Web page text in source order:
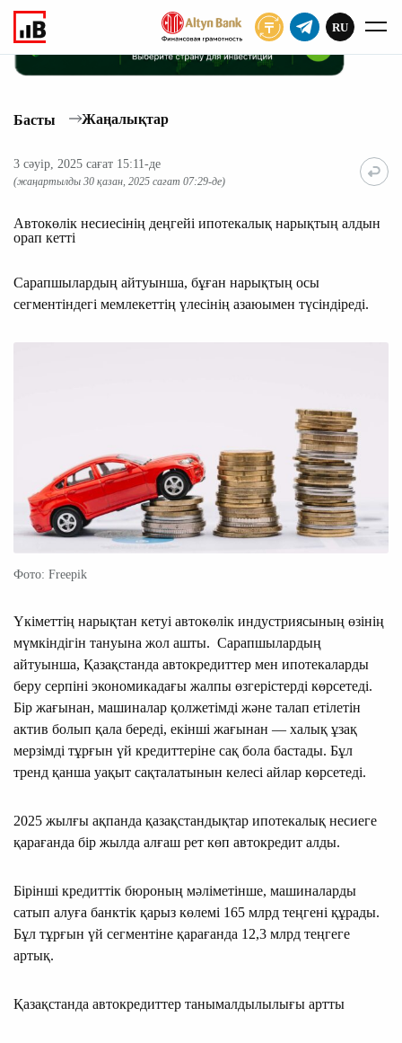
ЖАЗЫЛУ
RU
Басты Жаңалықтар
3 сәуір, 2025 сағат 15:11-де
(жаңартылды 30 қазан, 2025 сағат 07:29-де)
Автокөлік несиесінің деңгейі ипотекалық нарықтың алдын
орап кетті
Сарапшылардың айтуынша, бұған нарықтың осы
сегментіндегі мемлекеттің үлесінің азаюымен түсіндіреді.
Фото: Freepik
Үкіметтің нарықтан кетуі автокөлік индустриясының өзінің
мүмкіндігін тануына жол ашты. Сарапшылардың
айтуынша, Қазақстанда автокредиттер мен ипотекаларды
беру серпіні экономикадағы жалпы өзгерістерді көрсетеді.
Бір жағынан, машиналар қолжетімді және талап етілетін
актив болып қала береді, екінші жағынан — халық ұзақ
мерзімді тұрғын үй кредиттеріне сақ бола бастады. Бұл
тренд қанша уақыт сақталатынын келесі айлар көрсетеді.
2025 жылғы ақпанда қазақстандықтар ипотекалық несиеге
қарағанда бір жылда алғаш рет көп автокредит алды.
Бірінші кредиттік бюроның мәліметінше, машиналарды
сатып алуға банктік қарыз көлемі 165 млрд теңгені құрады.
Бұл тұрғын үй сегментіне қарағанда 12,3 млрд теңгеге
артық.
Қазақстанда автокредиттер танымалдылылығы артты